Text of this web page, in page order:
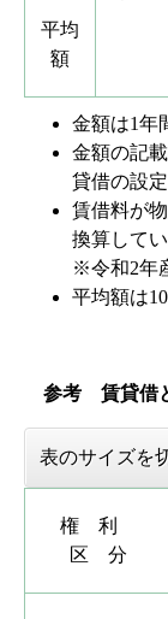
平均
額
金額は1年
金額の記
貸借の設
賃借料が
換算してい
※令和2年
平均額は
参考 賃貸借
表のサイズを
権 利
区 分